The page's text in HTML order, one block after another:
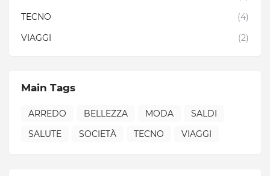
TECNO
(4)
VIAGGI
(2)
Main Tags
ARREDO BELLEZZA MODA
SALDI
SALUTE
SOCIETÀ TECNO VIAGGI